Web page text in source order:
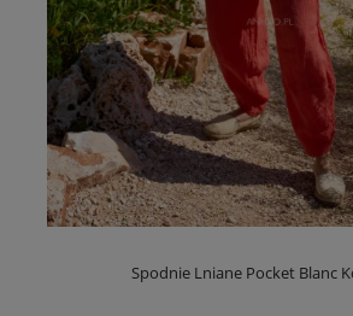
Spodnie Lniane Pocket Blanc